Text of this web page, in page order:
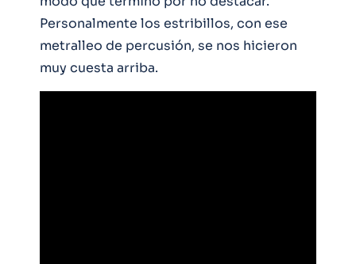
Personalmente los estribillos, con ese
metralleo de percusión, se nos hicieron
muy cuesta arriba.